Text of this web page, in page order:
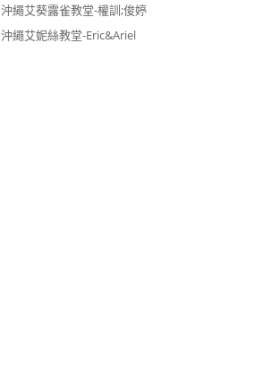
繩艾葵露雀教堂-權訓;俊婷
繩艾妮絲教堂-Eric&Ariel